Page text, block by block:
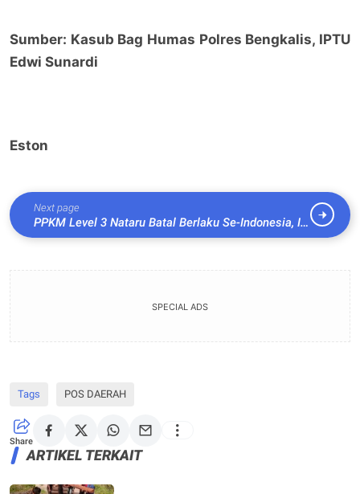
Sumber: Kasub Bag Humas Polres Bengkalis, IPTU
Edwi Sunardi
Eston
Next page
PPKM Level 3 Nataru Batal Berlaku Se-Indonesia, Ini
Kabar Terbarunya
SPECIAL ADS
Tags POS DAERAH
Share
ARTIKEL TERKAIT